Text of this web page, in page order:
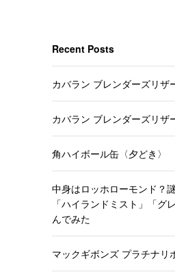
Recent Posts
カバラン ブレンダーズリザ
カバラン ブレンダーズリザ
角ハイボール缶〈夕どき〉
中身はロッホローモンド？
「ハイランドミスト」「グ
んでみた
マックギボンズ プラチナリ